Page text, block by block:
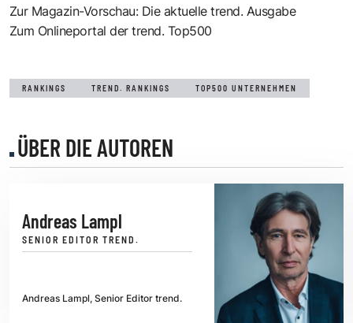
Zur Magazin-Vorschau: Die aktuelle trend. Ausgabe
Zum Onlineportal der trend. Top500
RANKINGS TREND. RANKINGS TOP500 UNTERNEHMEN
ÜBER DIE AUTOREN
Andreas Lampl
SENIOR EDITOR TREND.
Andreas Lampl, Senior Editor trend.